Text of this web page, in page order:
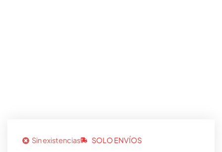
Sin existencias SOLO ENVÍOS